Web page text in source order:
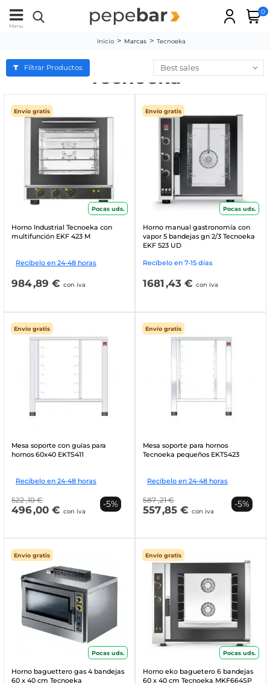
Menu
0
Inicio Marcas Tecnoeka
Tecnoeka
Filtrar Productos Best sales
Pocas uds.
Envío gratis
Horno Industrial Tecnoeka con
multifunción EKF 423 M
Recíbelo en 24-48 horas
984,89 € con iva
Pocas uds.
Envío gratis
Horno manual gastronomía con
vapor 5 bandejas gn 2/3 Tecnoeka
EKF 523 UD
Recíbelo en 7-15 días
1681,43 € con iva
Envío gratis
Mesa soporte con guías para
hornos 60x40 EKTS411
Recíbelo en 24-48 horas
522 ,10 €
496,00 € con iva
-5%
Envío gratis
Mesa soporte para hornos
Tecnoeka pequeños EKTS423
Recíbelo en 24-48 horas
587 ,21 €
557,85 € con iva
-5%
Pocas uds.
Envío gratis
Horno baguettero gas 4 bandejas
60 x 40 cm Tecnoeka
Pocas uds.
Envío gratis
Horno eko baguetero 6 bandejas
60 x 40 cm Tecnoeka MKF664SP